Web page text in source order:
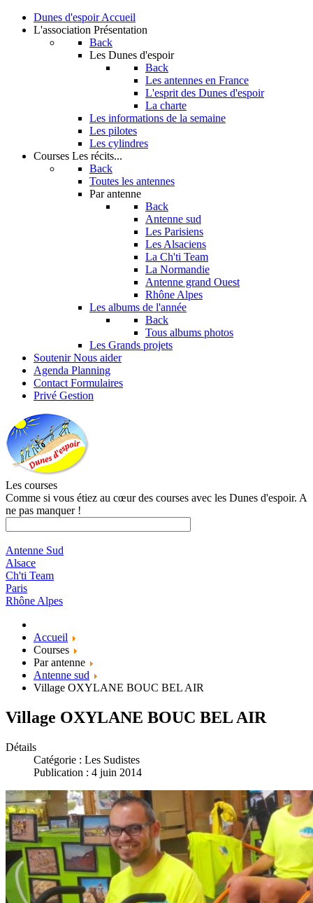
Dunes d'espoir Accueil
L'association Présentation
Back
Les Dunes d'espoir
Back
Les antennes en France
L'esprit des Dunes d'espoir
La charte
Les informations de la semaine
Les pilotes
Les cylindres
Courses Les récits...
Back
Toutes les antennes
Par antenne
Back
Antenne sud
Les Parisiens
Les Alsaciens
La Ch'ti Team
La Normandie
Antenne grand Ouest
Rhône Alpes
Les albums de l'année
Back
Tous albums photos
Les Grands projets
Soutenir Nous aider
Agenda Planning
Contact Formulaires
Privé Gestion
Les courses
Comme si vous étiez au cœur des courses avec les Dunes d'espoir. A
ne pas manquer !
Antenne Sud
Alsace
Ch'ti Team
Paris
Rhône Alpes
Accueil
Courses
Par antenne
Antenne sud
Village OXYLANE BOUC BEL AIR
Village OXYLANE BOUC BEL AIR
Détails
Catégorie : Les Sudistes
Publication : 4 juin 2014